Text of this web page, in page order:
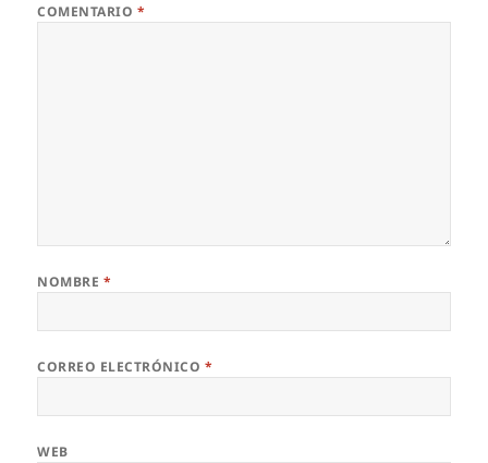
COMENTARIO *
NOMBRE *
CORREO ELECTRÓNICO *
WEB